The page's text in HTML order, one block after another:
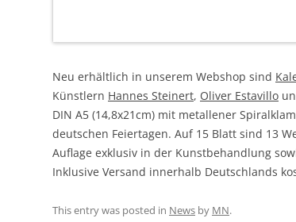
Neu erhältlich in unserem Webshop sind
Künstlern Hannes Steinert, Oliver Estavillo
DIN A5 (14,8x21cm) mit metallener
deutschen Feiertagen. Auf 15 Blatt sind 13
Auflage exklusiv in der Kunstbehandlung
Inklusive Versand innerhalb Deutschlands
This entry was posted in News by MN.